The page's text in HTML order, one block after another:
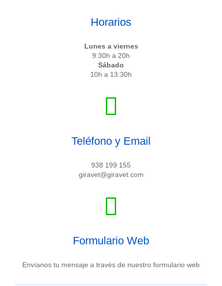
Horarios
Lunes a viernes
9:30h a 20h
Sábado
10h a 13:30h
Teléfono y Email
938 199 155
giravet@giravet.com
Formulario Web
Envíanos tu mensaje a través de nuestro formulario web